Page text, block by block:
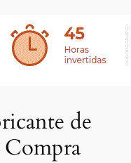
de
Compra